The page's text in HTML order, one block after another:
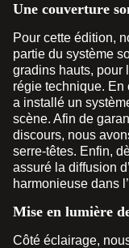
Une couverture
Pour cette édition,
partie du système
gradins hauts, pour
régie technique. En
a installé un
scène. Afin de
discours, nous
serre-têtes. Enfin,
assuré la diffusion
harmonieuse dans
Mise en lumière
Côté éclairage,